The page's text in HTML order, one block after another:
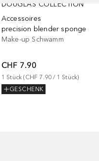
DOUGLAS COLLECTION
Accessoires
precision blender sponge
Make-up Schwamm
CHF 7.90
1 Stück (CHF 7.90 / 1 Stück)
GESCHENK